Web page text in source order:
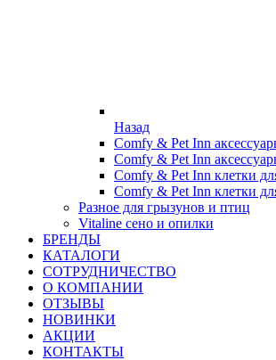
Назад
Comfy & Pet Inn
Comfy & Pet Inn
Comfy & Pet Inn клетки
Comfy & Pet Inn клетки
Разное для грызунов и птиц
Vitaline сено и опилки
БРЕНДЫ
КАТАЛОГИ
СОТРУДНИЧЕСТВО
О КОМПАНИИ
ОТЗЫВЫ
НОВИНКИ
АКЦИИ
КОНТАКТЫ